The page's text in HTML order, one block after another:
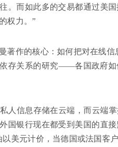
。而如此多的交易都通过美
权力。”
著作的核心：如何把对在线
存关系的研究——各国政府
人信息存储在云端，而云端
国银行现在都受到美国的直
以美元计价，当德国或法国客